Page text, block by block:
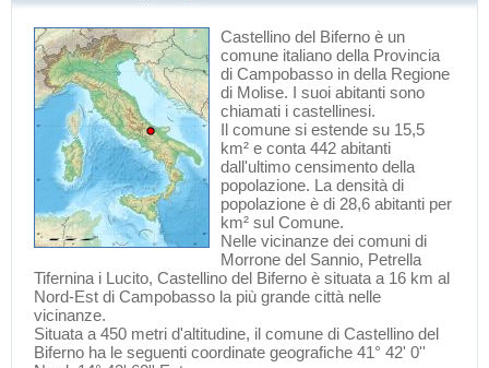
Castellino del Biferno è un
comune italiano della Provincia
di Campobasso in della Regione
di Molise. I suoi abitanti sono
chiamati i castellinesi.
Il comune si estende su 15,5
km² e conta 442 abitanti
dall'ultimo censimento della
popolazione. La densità di
popolazione è di 28,6 abitanti per
km² sul Comune.
Nelle vicinanze dei comuni di
Morrone del Sannio, Petrella
Tifernina i Lucito, Castellino del Biferno è situata a 16 km al
Nord-Est di Campobasso la più grande città nelle
vicinanze.
Situata a 450 metri d'altitudine, il comune di Castellino del
Biferno ha le seguenti coordinate geografiche 41° 42' 0''